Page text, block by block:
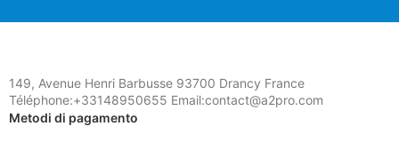
149, Avenue Henri Barbusse 93700 Drancy France
Téléphone:+33148950655 Email:contact@a2pro.com
Metodi di pagamento